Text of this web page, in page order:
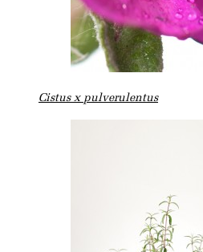
Cistus x pulverulentus